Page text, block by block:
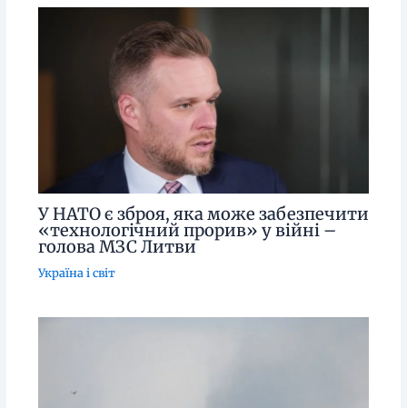
У НАТО є зброя, яка може забезпечити
«технологічний прорив» у війні –
голова МЗС Литви
Україна і світ